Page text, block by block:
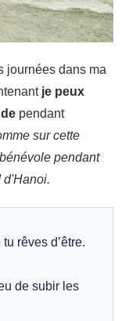
journées dans ma
je peux
pendant
sur cette
pendant
d'Hanoi.
rêves d’être.
de subir les